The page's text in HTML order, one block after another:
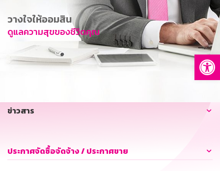
การพัฒนาที่ยั่งยืน
ข่าวสาร
บริการทางการเงิน
อื่นๆ
วางใจให้ออมสิน
ดูแลความสุขของชีวิตคุณ
ข่าวสาร
ประกาศจัดซื้อจัดจ้าง / ประกาศขาย